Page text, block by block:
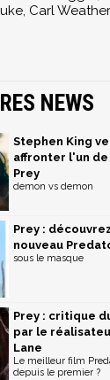
Carl
NEWS
Stephen King
affronter l'un
Prey
demon vs demon
Prey :
nouveau
sous le masque
Prey : critique
par le
Lane
Le meilleur film
depuis le premier ?